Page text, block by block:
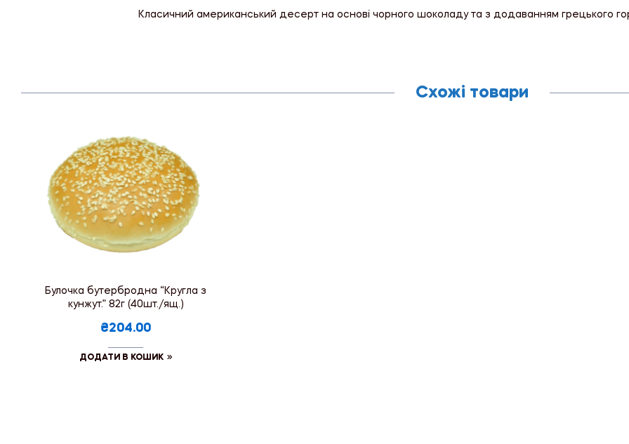
Класичний американський десерт на основі чорного шоколаду та з додаванням грецького
Схожі товари
Булочка бутербродна “Кругла з
кунжут.” 82г (40шт./ящ.)
₴204.00
ДОДАТИ В КОШИК